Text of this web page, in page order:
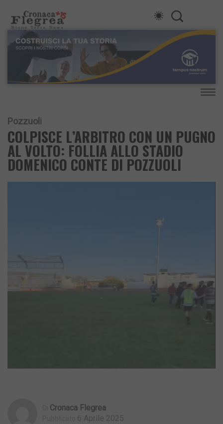
Pozzuoli
COLPISCE L’ARBITRO CON UN PUGNO
AL VOLTO: FOLLIA ALLO STADIO
DOMENICO CONTE DI POZZUOLI
Cronaca Flegrea
6 Aprile 2025